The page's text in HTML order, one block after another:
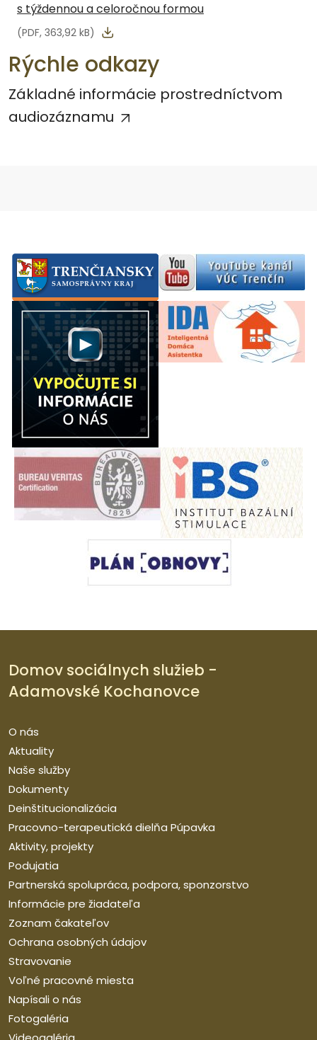
s týždennou a celoročnou formou
(PDF, 363,92 kB)
Rýchle odkazy
Základné informácie prostredníctvom
audiozáznamu
Domov sociálnych služieb -
Adamovské Kochanovce
O nás
Aktuality
Naše služby
Dokumenty
Deinštitucionalizácia
Pracovno-terapeutická dielňa Púpavka
Aktivity, projekty
Podujatia
Partnerská spolupráca, podpora, sponzorstvo
Informácie pre žiadateľa
Zoznam čakateľov
Ochrana osobných údajov
Stravovanie
Voľné pracovné miesta
Napísali o nás
Fotogaléria